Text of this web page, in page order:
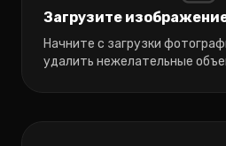
Загрузите
Начните с загрузки
удалить нежелательные